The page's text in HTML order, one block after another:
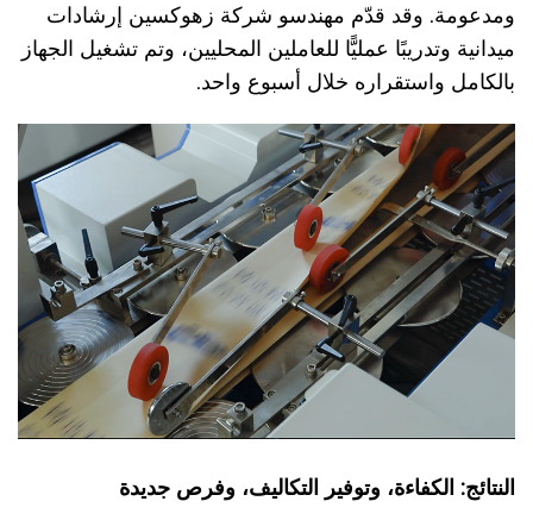
ومدعومة. وقد قدّم مهندسو شركة زهوكسين إرشادات
ميدانية وتدريبًا عمليًّا للعاملين المحليين، وتم تشغيل الجهاز
بالكامل واستقراره خلال أسبوع واحد.
النتائج: الكفاءة، وتوفير التكاليف، وفرص جديدة